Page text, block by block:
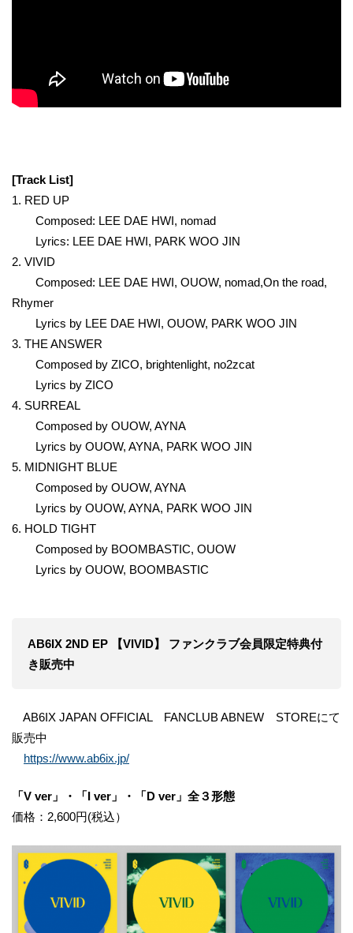
[Track List]
1. RED UP
Composed: LEE DAE HWI, nomad
Lyrics: LEE DAE HWI, PARK WOO JIN
2. VIVID
Composed: LEE DAE HWI, OUOW, nomad,On the road,
Rhymer
Lyrics by LEE DAE HWI, OUOW, PARK WOO JIN
3. THE ANSWER
Composed by ZICO, brightenlight, no2zcat
Lyrics by ZICO
4. SURREAL
Composed by OUOW, AYNA
Lyrics by OUOW, AYNA, PARK WOO JIN
5. MIDNIGHT BLUE
Composed by OUOW, AYNA
Lyrics by OUOW, AYNA, PARK WOO JIN
6. HOLD TIGHT
Composed by BOOMBASTIC, OUOW
Lyrics by OUOW, BOOMBASTIC
AB6IX 2ND EP 【VIVID】 ファンクラブ会員限定特典付
き販売中
AB6IX JAPAN OFFICIAL FANCLUB ABNEW STOREにて
販売中
https://www.ab6ix.jp/
「V ver」・「I ver」・「D ver」全３形態
価格：2,600円(税込）